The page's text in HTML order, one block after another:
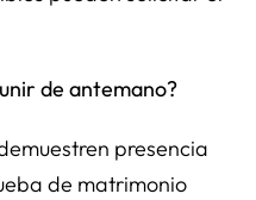
de antemano?
presencia
de matrimonio